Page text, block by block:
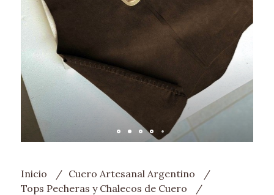
Inicio
Cuero Artesanal Argentino
Tops Pecheras y Chalecos de Cuero